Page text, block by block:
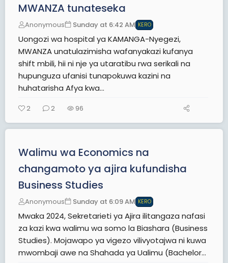
MWANZA tunateseka
Anonymous Sunday at 6:42 AM KERO
Uongozi wa hospital ya KAMANGA-Nyegezi,
MWANZA unatulazimisha wafanyakazi kufanya
shift mbili, hii ni nje ya utaratibu rwa serikali na
hupunguza ufanisi tunapokuwa kazini na
huhatarisha Afya kwa...
2 2 96
Walimu wa Economics na
changamoto ya ajira kufundisha
Business Studies
Anonymous Sunday at 6:09 AM KERO
Mwaka 2024, Sekretarieti ya Ajira ilitangaza nafasi
za kazi kwa walimu wa somo la Biashara (Business
Studies). Mojawapo ya vigezo vilivyotajwa ni kuwa
mwombaji awe na Shahada ya Ualimu (Bachelor...